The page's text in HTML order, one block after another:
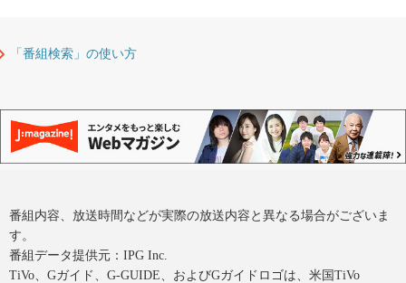
「番組検索」の使い方
番組内容、放送時間などが実際の放送内容と異なる場合がございま
す。
番組データ提供元：IPG Inc.
TiVo、Gガイド、G-GUIDE、およびGガイドロゴは、米国TiVo